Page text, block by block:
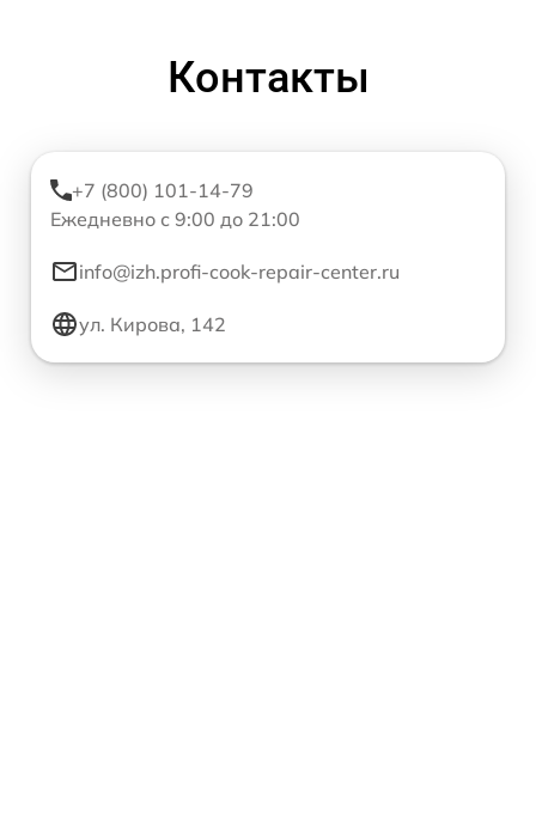
Контакты
+7 (800) 101-14-79
Ежедневно с 9:00 до 21:00
info@izh.profi-cook-repair-center.ru
ул. Кирова, 142